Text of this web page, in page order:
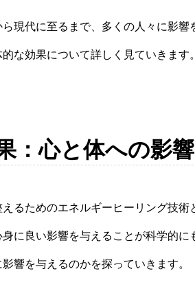
現代に至るまで、多くの人々に影響
な効果について詳しく見ていきます。
：心と体への影響
るためのエネルギーヒーリング技術
に良い影響を与えることが科学的
響を与えるのかを探っていきます。